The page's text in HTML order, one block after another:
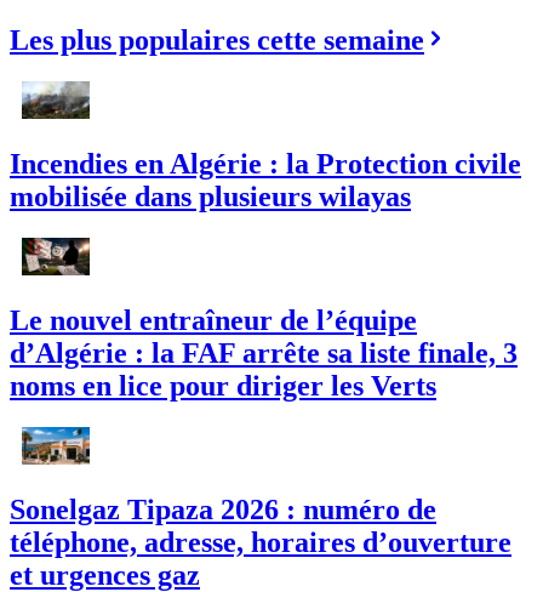
Les plus populaires cette semaine
Incendies en Algérie : la Protection civile
mobilisée dans plusieurs wilayas
Le nouvel entraîneur de l’équipe
d’Algérie : la FAF arrête sa liste finale, 3
noms en lice pour diriger les Verts
Sonelgaz Tipaza 2026 : numéro de
téléphone, adresse, horaires d’ouverture
et urgences gaz